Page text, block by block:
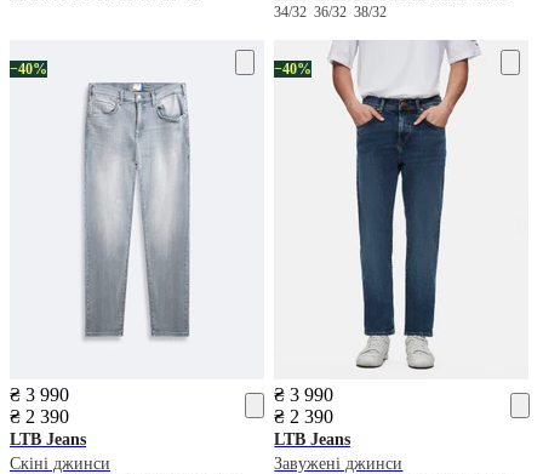
34/3236/3238/32
−40%
₴ 3 990
₴ 2 390
LTB Jeans
Скіні джинси
−40%
₴ 3 990
₴ 2 390
LTB Jeans
Завужені джинси